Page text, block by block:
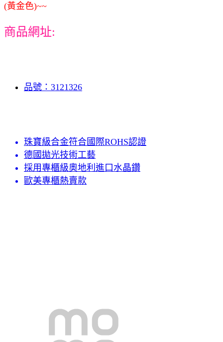
(黃金色)~~
商品網址:
品號：3121326
珠寶級合金符合國際ROHS認證
德國拋光技術工藝
採用專櫃級奧地利進口水晶鑽
歐美專櫃熱賣款